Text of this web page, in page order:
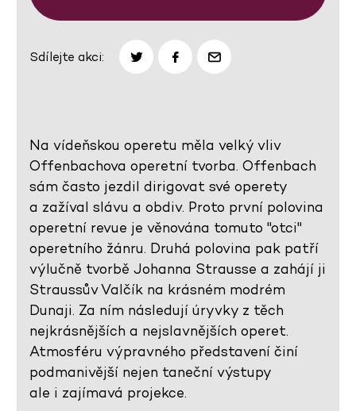
Sdílejte akci:
Na vídeňskou operetu měla velký vliv
Offenbachova operetní tvorba. Offenbach
sám často jezdil dirigovat své operety
a zažíval slávu a obdiv. Proto první polovina
operetní revue je věnována tomuto "otci"
operetního žánru. Druhá polovina pak patří
výlučně tvorbě Johanna Strausse a zahájí ji
Straussův Valčík na krásném modrém
Dunaji. Za ním následují úryvky z těch
nejkrásnějších a nejslavnějších operet.
Atmosféru výpravného představení činí
podmanivější nejen taneční výstupy
ale i zajímavá projekce.